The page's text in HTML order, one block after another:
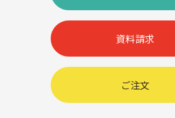
資料請求
ご注文